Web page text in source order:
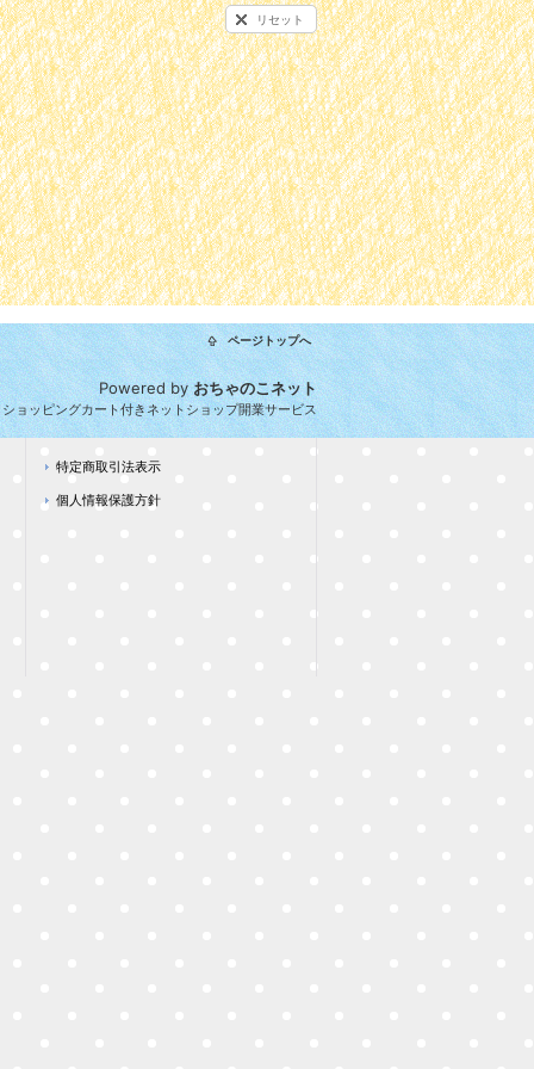
リセット
ページトップへ
Powered byおちゃのこネット
ョッピングカート付きネットショップ開業サービス
特定商取引法表示
個人情報保護方針